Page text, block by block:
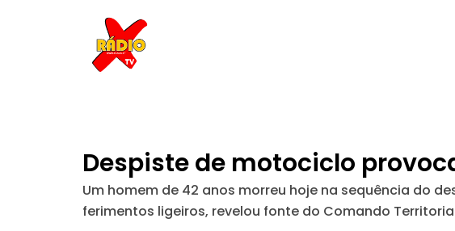
Despiste de motociclo
Um homem de 42 anos morreu hoje na sequência do
ferimentos ligeiros, revelou fonte do Comando